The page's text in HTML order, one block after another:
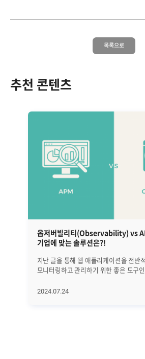
목록으로
추천 콘텐츠
옵저버빌리티(Observability) vs
기업에 맞는 솔루션은?!
지난 글을 통해 웹 애플리케이션을 전반
모니터링하고 관리하기 위한 좋은 도구
APM은 분명 좋은 도구이지만 문제 원인
2024.07.24